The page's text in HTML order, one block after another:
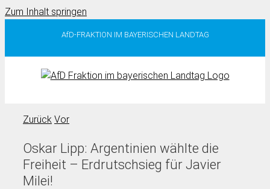
Zum Inhalt springen
AfD-FRAKTION IM BAYERISCHEN LANDTAG
Zurück Vor
Oskar Lipp: Argentinien wählte die
Freiheit – Erdrutschsieg für Javier
Milei!